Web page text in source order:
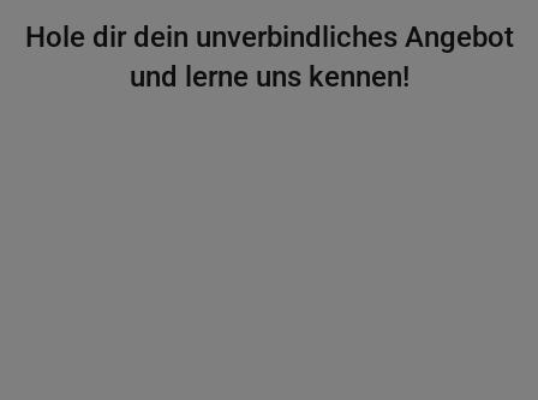
Kurse
Hole dir dein unverbindliches Angebot
und lerne uns kennen!